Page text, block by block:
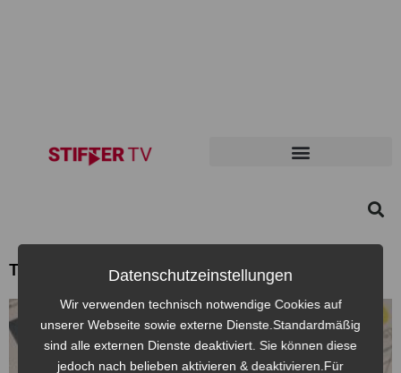
Themen: arnoldDatenschutzeinstellungen
Wir verwenden technisch notwendige Cookies auf
unserer Webseite sowie externe Dienste.Standardmäßig
sind alle externen Dienste deaktiviert. Sie können diese
jedoch nach belieben aktivieren & deaktivieren.Für